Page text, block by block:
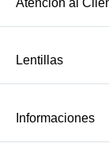
Atención al
Lentillas
Informaciones